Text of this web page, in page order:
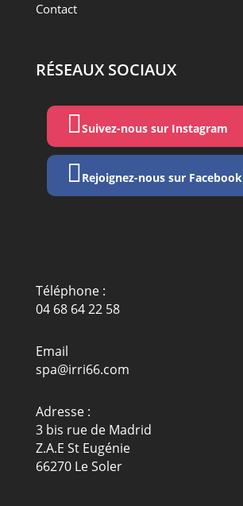
Contact
RÉSEAUX SOCIAUX
Suivez-nous sur Instagram
Rejoignez-nous sur Facebook
Téléphone :
04 68 64 22 58
Email
spa@irri66.com
Adresse :
3 bis rue de Madrid
Z.A.E St Eugénie
66270 Le Soler